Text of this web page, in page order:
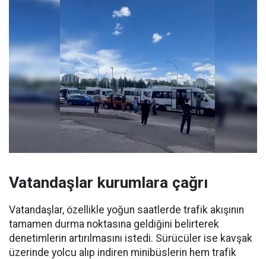
Vatandaşlar kurumlara çağrı
Vatandaşlar, özellikle yoğun saatlerde trafik akışının
tamamen durma noktasına geldiğini belirterek
denetimlerin artırılmasını istedi. Sürücüler ise kavşak
üzerinde yolcu alıp indiren minibüslerin hem trafik